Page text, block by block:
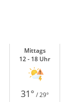
Mittags
12 - 18 Uhr
31° / 29°